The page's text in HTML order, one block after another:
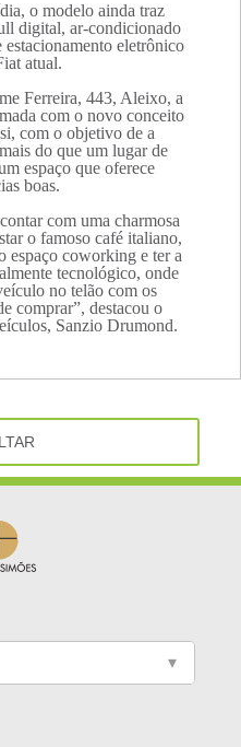
o modelo ainda traz
digital, ar-condicionado
eletrônico
atual.
Ferreira, 443, Aleixo, a
com o novo conceito
com o objetivo de a
do que um lugar de
espaço que oferece
boas.
com uma charmosa
o famoso café italiano,
espaço coworking e ter a
tecnológico, onde
no telão com os
comprar”, destacou o
Sanzio Drumond.